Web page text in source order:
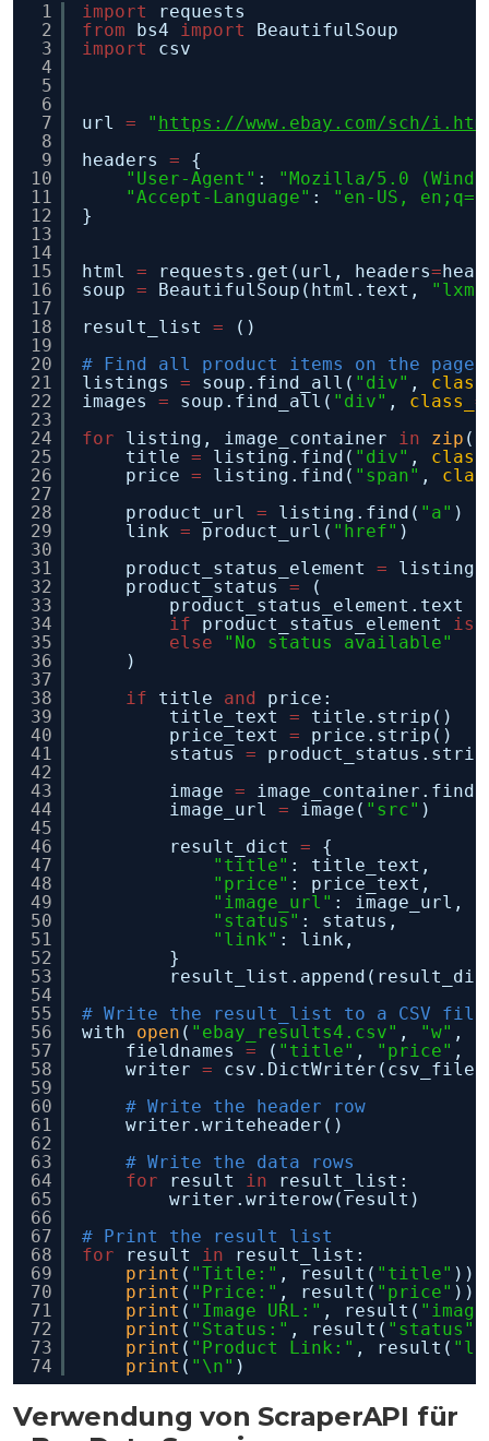
1
2
3
4
5
6
7
8
9
10
11
12
13
14
15
16
17
18
19
20
21
22
23
24
25
26
27
28
29
30
31
32
33
34
35
36
37
38
39
40
41
42
43
44
45
46
47
48
49
50
51
52
53
54
55
56
57
58
59
60
61
62
63
64
65
66
67
68
69
70
71
72
73
74
import
requests
from
bs4 import
BeautifulSoup
import
csv
url = " https://www.ebay.com/sch/
headers =
{
"User-Agent" :
"Mozilla/5.0
"Accept-Language" :
"en-US,
}
html = requests.get(url, headers=
soup = BeautifulSoup(html.text,
result_list =
()
# Find all product items on the page
listings = soup.find_all( "div" ,
images = soup.find_all( "div" , class_ =
for
listing, image_container in zip
title = listing.find( "div" ,
price = listing.find( "span" ,
product_url = listing.find( "a" )
link = product_url( "href" )
product_status_element =
product_status =
(
product_status_element.text
if
product_status_element is
else
"No status available"
)
if
title and
price:
title_text =
title.strip()
price_text =
price.strip()
status =
image = image_container.find(
image_url = image( "src" )
result_dict =
{
"title" : title_text,
"price" : price_text,
"image_url" : image_url,
"status" : status,
"link" : link,
}
# Write the result_list to a CSV file
with open ( "ebay_results4.csv" , "w" ,
fieldnames = ( "title" , "price" ,
writer =
csv.DictWriter(csv_file,
# Write the header row
writer.writeheader()
# Write the data rows
for
result in
result_list:
writer.writerow(result)
# Print the result list
for
result in
result_list:
print ( "Title:" , result( "title" ))
print ( "Price:" , result( "price" ))
print ( "Image URL:" , result(
print ( "Status:" , result( "status"
print ( "Product Link:" , result(
print ( "\n" )
Verwendung von ScraperAPI für